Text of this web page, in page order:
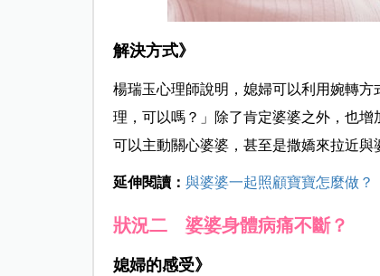
解決方式》
楊瑞玉心理師說明，媳婦可以利用婉轉
理，可以嗎？」除了肯定婆婆之外，也
可以主動關心婆婆，甚至是撒嬌來拉近與
延伸閱讀： 與婆婆一起照顧寶寶怎麼做？
狀況二 婆婆身體病痛不斷？
媳婦的感受》